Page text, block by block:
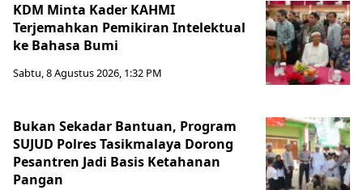
KDM Minta Kader KAHMI
Terjemahkan Pemikiran Intelektual
ke Bahasa Bumi
Sabtu, 8 Agustus 2026, 1:32 PM
Bukan Sekadar Bantuan, Program
SUJUD Polres Tasikmalaya Dorong
Pesantren Jadi Basis Ketahanan
Pangan